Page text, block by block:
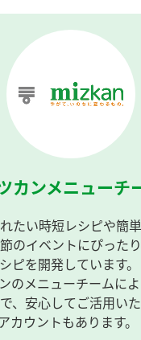
カンメニューチ
たい時短レシピや簡単
のイベントにぴった
ピを開発しています。
のメニューチームに
、安心してご活用いた
カウントもあります。